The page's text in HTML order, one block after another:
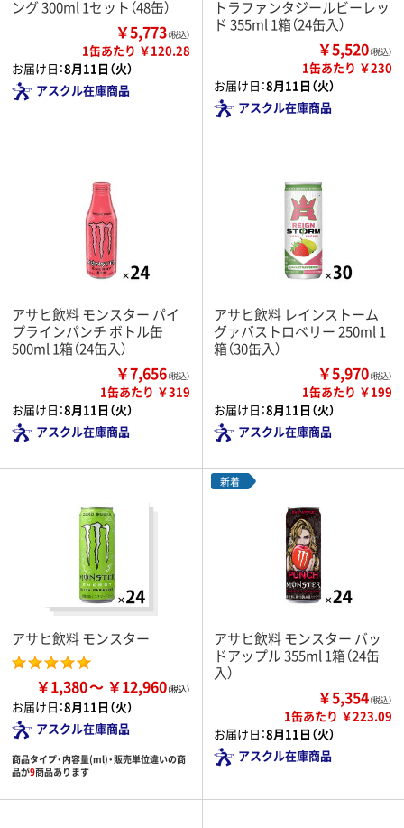
ング 300ml 1セット（48缶）
￥5,773（税込）
1缶あたり ￥120.28
お届け日：8月11日（火）
アスクル在庫商品
トラファンタジールビーレッ
ド 355ml 1箱（24缶入）
￥5,520（税込）
1缶あたり ￥230
お届け日：8月11日（火）
アスクル在庫商品
アサヒ飲料 モンスター パイ
プラインパンチ ボトル缶
500ml 1箱（24缶入）
￥7,656（税込）
1缶あたり ￥319
お届け日：8月11日（火）
アスクル在庫商品
アサヒ飲料 レインストーム
グァバストロベリー 250ml 1
箱（30缶入）
￥5,970（税込）
1缶あたり ￥199
お届け日：8月11日（火）
アスクル在庫商品
アサヒ飲料 モンスター
￥1,380 ￥12,960
お届け日：8月11日（火）
アスクル在庫商品
商品タイプ・内容量(ml)・販売単位違いの商
品が9商品あります
新着
アサヒ飲料 モンスター バッ
ドアップル 355ml 1箱（24缶
入）
￥5,354（税込）
1缶あたり ￥223.09
お届け日：8月11日（火）
アスクル在庫商品